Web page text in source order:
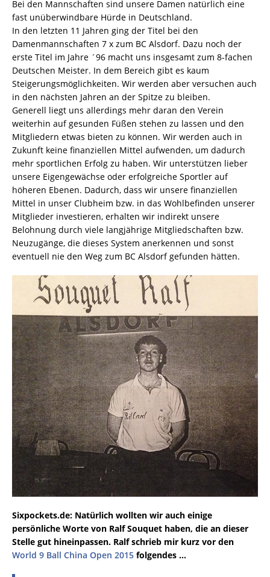
Bei den Mannschaften sind unsere Damen natürlich eine
fast unüberwindbare Hürde in Deutschland.
In den letzten 11 Jahren ging der Titel bei den
Damenmannschaften 7 x zum BC Alsdorf. Dazu noch der
erste Titel im Jahre ´96 macht uns insgesamt zum 8-fachen
Deutschen Meister. In dem Bereich gibt es kaum
Steigerungsmöglichkeiten. Wir werden aber versuchen auch
in den nächsten Jahren an der Spitze zu bleiben.
Generell liegt uns allerdings mehr daran den Verein
weiterhin auf gesunden Füßen stehen zu lassen und den
Mitgliedern etwas bieten zu können. Wir werden auch in
Zukunft keine finanziellen Mittel aufwenden, um dadurch
mehr sportlichen Erfolg zu haben. Wir unterstützen lieber
unsere Eigengewächse oder erfolgreiche Sportler auf
höheren Ebenen. Dadurch, dass wir unsere finanziellen
Mittel in unser Clubheim bzw. in das Wohlbefinden unserer
Mitglieder investieren, erhalten wir indirekt unsere
Belohnung durch viele langjährige Mitgliedschaften bzw.
Neuzugänge, die dieses System anerkennen und sonst
eventuell nie den Weg zum BC Alsdorf gefunden hätten.
Sixpockets.de: Natürlich wollten wir auch einige
persönliche Worte von Ralf Souquet haben, die an dieser
Stelle gut hineinpassen. Ralf schrieb mir kurz vor den
World 9 Ball China Open 2015 folgendes …